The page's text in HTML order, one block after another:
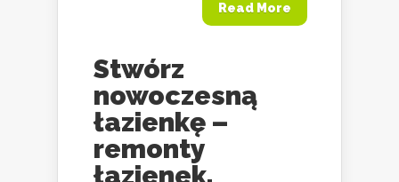
Read More
Stwórz
nowoczesną
łazienkę –
remonty
łazienek.